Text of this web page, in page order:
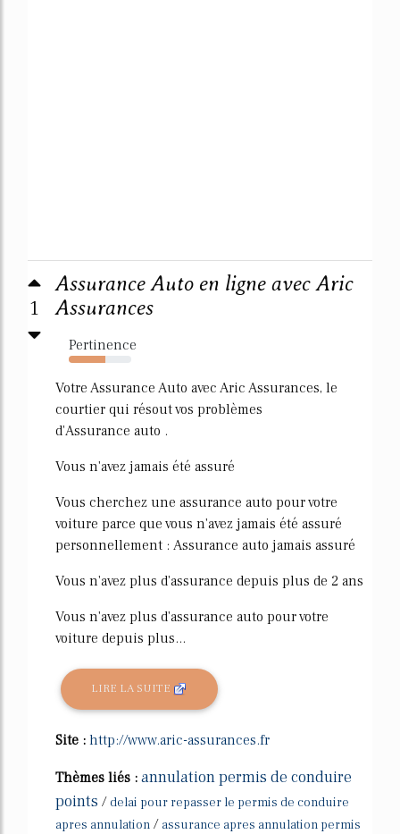
1
Assurance Auto en ligne avec Aric
Assurances
Pertinence
58%
Votre Assurance Auto avec Aric Assurances, le
courtier qui résout vos problèmes
d'Assurance auto .
Vous n'avez jamais été assuré
Vous cherchez une assurance auto pour votre
voiture parce que vous n'avez jamais été assuré
personnellement : Assurance auto jamais assuré
Vous n'avez plus d'assurance depuis plus de 2 ans
Vous n'avez plus d'assurance auto pour votre
voiture depuis plus...
LIRE LA SUITE
Site : http://www.aric-assurances.fr
Thèmes liés : annulation permis de conduire
points / delai pour repasser le permis de conduire
apres annulation / assurance apres annulation permis